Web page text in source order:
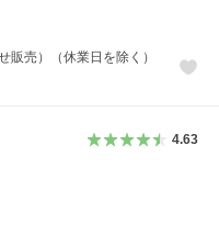
販売）（休業日を除く）
4.63